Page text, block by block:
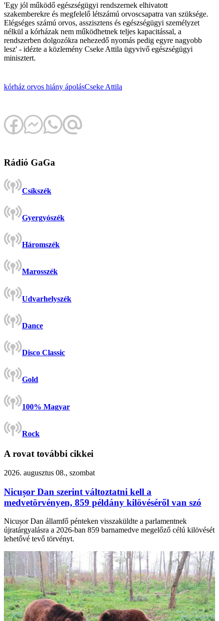
'Egy jól működő egészségügyi rendszernek elhivatott
szakemberekre és megfelelő létszámú orvoscsapatra van szüksége.
Elégséges számú orvos, asszisztens és egészségügyi személyzet
nélkül a kórházak nem működhetnek teljes kapacitással, a
rendszerben dolgozókra nehezedő nyomás pedig egyre nagyobb
lesz' - idézte a közlemény Cseke Attila ügyvivő egészségügyi
minisztert.
kórház orvos hiány ápolásCseke Attila
Rádió GaGa
Csíkszék
Gyergyószék
Háromszék
Marosszék
Udvarhelyszék
Dance
Disco Classic
Gold
100% Magyar
Rock
A rovat további cikkei
2026. augusztus 08., szombat
Nicușor Dan szerint változtatni kell a
medvetörvényen, 859 példány kilövéséről van szó
Nicușor Dan államfő pénteken visszaküldte a parlamentnek
újratárgyalásra a 2026-ban 859 barnamedve megelőző célú kilövését
lehetővé tevő törvényt.